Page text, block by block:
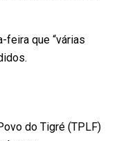
feira que “várias
do Tigré (TPLF)